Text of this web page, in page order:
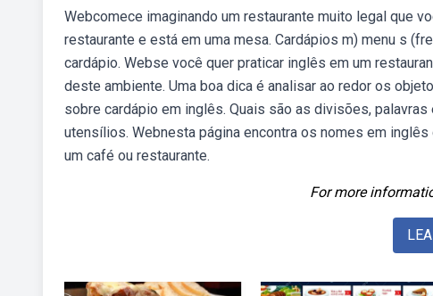
Webcomece imaginando um restaurante muito legal que
restaurante e está em uma mesa. Cardápios m) menu s
cardápio. Webse você quer praticar inglês em um
deste ambiente. Uma boa dica é analisar ao redor os
sobre cardápio em inglês. Quais são as divisões,
utensílios. Webnesta página encontra os nomes em
um café ou restaurante.
For more